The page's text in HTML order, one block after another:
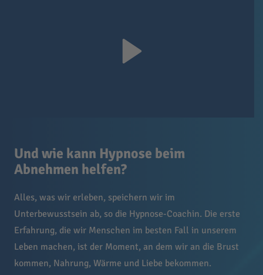
Und wie kann Hypnose beim
Abnehmen helfen?
Alles, was wir erleben, speichern wir im
Unterbewusstsein ab, so die Hypnose-Coachin. Die erste
Erfahrung, die wir Menschen im besten Fall in unserem
Leben machen, ist der Moment, an dem wir an die Brust
kommen, Nahrung, Wärme und Liebe bekommen.